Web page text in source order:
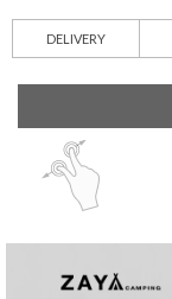
DELIVERY